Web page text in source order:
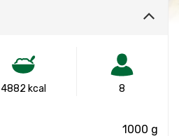
4882 kcal 8
1000 g